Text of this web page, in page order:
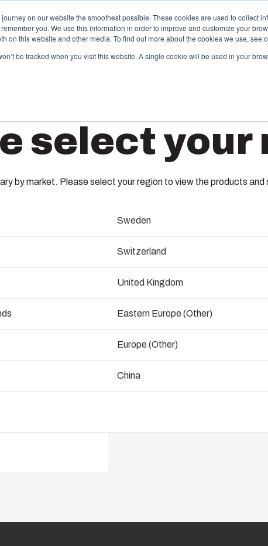
on our website the smoothest possible. These cookies are used to collect
you. We use this information in order to improve and customize your
on this website and other media. To find out more about the cookies we use, see
be tracked when you visit this website. A single cookie will be used in your
og servicesPartnereRessourcerOm os
Fibox tilbyder tilpassede løsninger til kundespecifik
på højeste niveau. Disse services
dækker hele livscyklussen for kundeløsningen – lige fra
levering til din lokation.
af sprøjtestøbeforme
Industrialisering og produktion
select your
by market. Please select your region to view the products and
Sweden
Switzerland
United Kingdom
Eastern Europe (Other)
Europe (Other)
China
MB
8230005